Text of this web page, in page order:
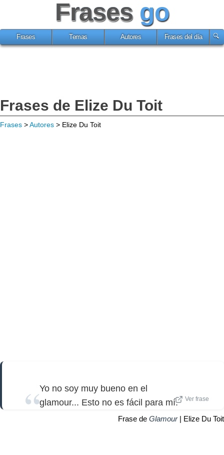
Frases go
Frases Temas Autores Frases del día
Frases de Elize Du Toit
Frases >Autores > Elize Du Toit
Yo no soy muy bueno en el
glamour... Esto no es fácil para mí.
Ver frase
Frase de Glamour| Elize Du Toit